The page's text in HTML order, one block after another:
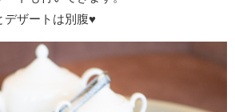
デザートは別腹♥